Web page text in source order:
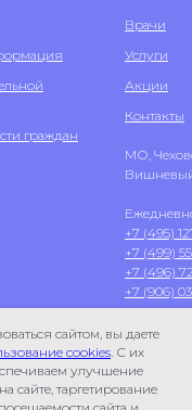
сайтом, вы даете
cookies. С их
улучшение
сайте, таргетирование
граждан
Врачи
Услуги
Акции
Контакты
МО,
+7 (495)
+7 (499)
+7 (496)
+7 (906)